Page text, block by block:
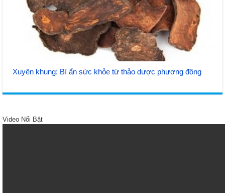
Xuyên khung: Bí ẩn sức khỏe từ thảo dược phương đông
Video Nổi Bật